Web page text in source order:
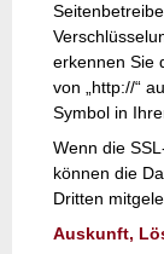
erkennen Sie
von „http://“
Symbol in
Wenn die
können die
Dritten
Auskunft,